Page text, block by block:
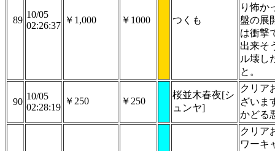
89
10/05
02:26:37
￥1,000 ￥1000 つくも
り怖か
盤の展
は衝撃
出来そ
ル壊し
と。
90
10/05
02:28:19
￥250 ￥250
桜並木春夜[シ
ュンヤ]
クリア
ざいま
かどる
クリア
ワーキ